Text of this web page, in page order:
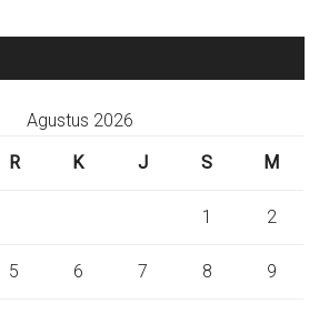
Agustus 2026
R K J S M
1 2
5 6 7 8 9